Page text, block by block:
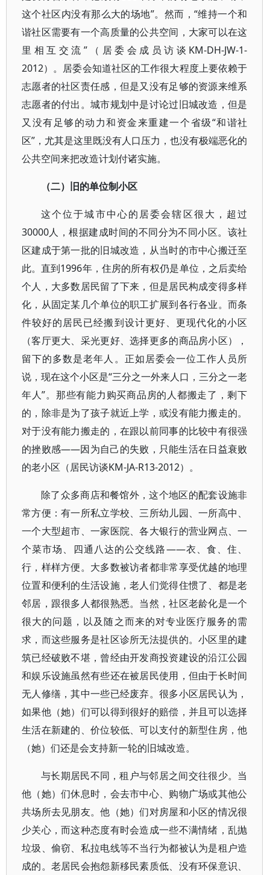
这个社区内没有那么大的场地”。然而，“维持一个和
谐社区需要有一个高质量的公共空间，大家可以在这
里相互交流”（居委会成员访谈KM-DH-JW-1-
2012）。居委会知道社区的工作很大程度上要依赖于
志愿者的社区责任感，但是又没有足够的资源来维系
志愿者的付出。城市规划中是讨论过旧城改造，但是
又没有足够的动力和资金来重建一个省级“和谐社
区”，尤其是这里既没有人口压力，也没有极端恶化的
公共空间来把改造计划付诸实施。
（二）旧的单位制小区
这个位于城市中心的居委会辖区很大，超过
30000人，根据建成时间的不同分为不同小区。该社
区建成于第一批的旧城改造，从当时的市中心搬迁至
此。直到1996年，住房的所有权仍是单位，之后卖给
个人，大多数居民留了下来，但是居民构成变得多样
化，从固定某几个单位的职工扩展到各行各业。而条
件较好的居民已经搬到设计更好、更现代化的小区
（客厅更大、采光更好、选择更多的商品房小区），
留下的多数是老年人。正如居委会一位工作人员所
说，现在这个小区是“三分之一外来人口，三分之一老
年人”。那些有能力购买商品房的人都搬走了，剩下
的，除非是为了孩子就近上学，或没有能力搬走的。
对于没有能力搬走的，在跟以前同事的比较中有很强
的挫败感——因为自己的失败，只能生活在日益衰败
的老小区（居民访谈KM-JA-R13-2012）。
除了众多商店和餐馆外，这个地区的配套设施非
常方便：有一所私立学校、三所幼儿园、一所高中、
一个大型超市、一家医院、各大银行的营业网点、一
个菜市场、四通八达的公交线路——衣、食、住、
行，样样方便。大多数被访者都非常享受优越的地理
位置和便利的生活设施，老人们觉得住惯了、都是老
邻居，跟很多人都很熟悉。当然，社区老龄化是一个
很大的问题，以及随之而来的对专业医疗服务的需
求，而这些服务是社区诊所无法提供的。小区里的建
筑已经破败不堪，曾经由开发商投资建设的沿江公园
和娱乐设施虽然有些还在被居民使用，但由于长时间
无人修缮，其中一些已经废弃。很多小区居民认为，
如果他（她）们可以得到很好的赔偿，并且可以选择
生活在新建的、价位较低、可以支付的新型住房，他
（她）们还是会支持新一轮的旧城改造。
与长期居民不同，租户与邻居之间交往很少。当
他（她）们休息时，会去市中心、购物广场或其他公
共场所去见朋友。他（她）们对房屋和小区的情况很
少关心，而这种态度有时会造成一些不满情绪，乱抛
垃圾、偷窃、私拉电线等不当行为都被认为是租户造
成的。老居民会抱怨新移民素质低、没有环保意识、